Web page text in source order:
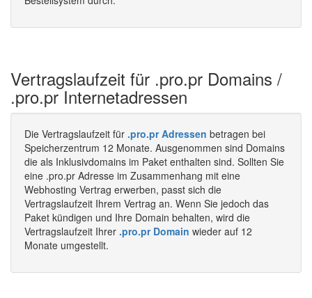
Vertragslaufzeit für .pro.pr Domains /
.pro.pr Internetadressen
Die Vertragslaufzeit für .pro.pr Adressen betragen bei
Speicherzentrum 12 Monate. Ausgenommen sind Domains
die als Inklusivdomains im Paket enthalten sind. Sollten Sie
eine .pro.pr Adresse im Zusammenhang mit eine
Webhosting Vertrag erwerben, passt sich die
Vertragslaufzeit Ihrem Vertrag an. Wenn Sie jedoch das
Paket kündigen und Ihre Domain behalten, wird die
Vertragslaufzeit Ihrer .pro.pr Domain wieder auf 12
Monate umgestellt.